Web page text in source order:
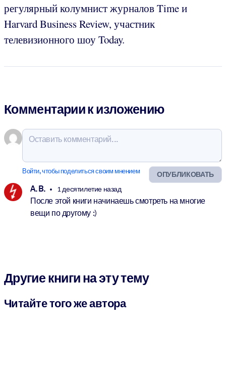
регулярный колумнист журналов Time и
Harvard Business Review, участник
телевизионного шоу Today.
Комментарии к изложению
ОПУБЛИКОВАТЬ
Войти, чтобы поделиться своим мнением
A. B. 1 десятилетие назад
После этой книги начинаешь смотреть на многие
вещи по другому :)
Другие книги на эту тему
Читайте того же автора